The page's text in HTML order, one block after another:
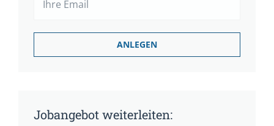
Jobangebot weiterleiten: